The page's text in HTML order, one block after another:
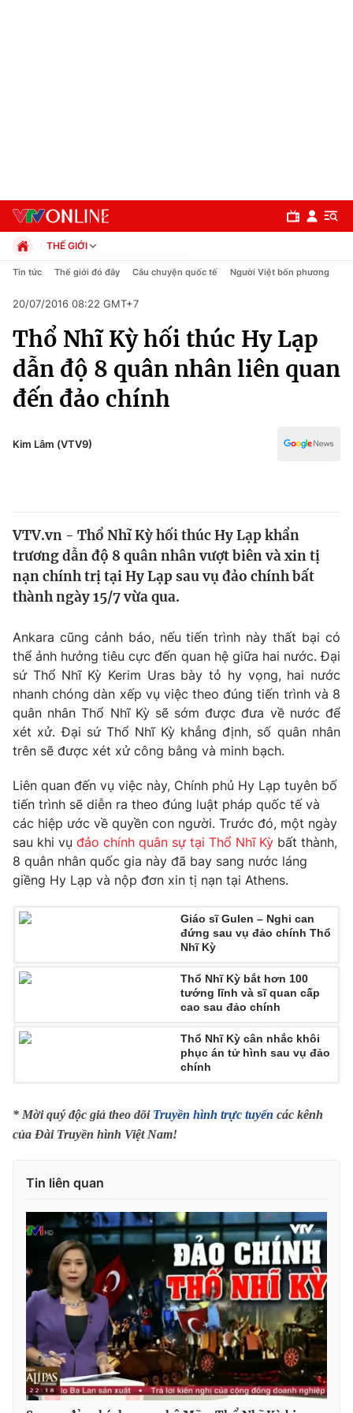
Chuyên mục
Chính trị
Xã hội
Pháp luật
Thế giới
Tin tức
Thế giới đó đây
Câu chuyện quốc tế
Kinh tế
Thị trường
Góc doanh nghiệp
Dữ liệu và đời sống
Truyền hình
Phim VTV
Hậu trường
Khán giả
Giải sao mai
Giải trí
Điện ảnh
Âm nhạc
Sao
Du lịch
Làm đẹp
Chất lượng cuộc sống
Giáo dục
Tuyển sinh
Học trực tuyến
Công nghệ
Sản phẩm
Tư vấn
Giao lưu trực tuyến
Emagazine Podcast
Photo Infographic
Video Shorts video
VTV Money
VTV Sức khoẻ Bất động sản
Thị trường 24h Tấm lòng Việt
VTV4 Vươn mình bằng AI
VTV9 VTV8
Liên hệ tòa soạn English
THẾ GIỚI
Chính trị
Pháp luật
Kinh tế
Thể thao
Truyền hình
Văn hóa - Giải trí
Công nghệ
Tin tức Thế giới đó đây Câu chuyện quốc tế Người Việt bốn phương
20/07/2016 08:22 GMT+7
Thổ Nhĩ Kỳ hối thúc Hy Lạp
dẫn độ 8 quân nhân liên quan
đến đảo chính
Kim Lâm (VTV9)
VTV.vn - Thổ Nhĩ Kỳ hối thúc Hy Lạp khẩn
trương dẫn độ 8 quân nhân vượt biên và xin tị
nạn chính trị tại Hy Lạp sau vụ đảo chính bất
thành ngày 15/7 vừa qua.
Ankara cũng cảnh báo, nếu tiến trình này thất bại có
thể ảnh hưởng tiêu cực đến quan hệ giữa hai nước. Đại
sứ Thổ Nhĩ Kỳ Kerim Uras bày tỏ hy vọng, hai nước
nhanh chóng dàn xếp vụ việc theo đúng tiến trình và 8
quân nhân Thổ Nhĩ Kỳ sẽ sớm được đưa về nước để
xét xử. Đại sứ Thổ Nhĩ Kỳ khẳng định, số quân nhân
trên sẽ được xét xử công bằng và minh bạch.
Liên quan đến vụ việc này, Chính phủ Hy Lạp tuyên bố
tiến trình sẽ diễn ra theo đúng luật pháp quốc tế và
các hiệp ước về quyền con người. Trước đó, một ngày
sau khi vụ đảo chính quân sự tại Thổ Nhĩ Kỳ bất thành,
8 quân nhân quốc gia này đã bay sang nước láng
giềng Hy Lạp và nộp đơn xin tị nạn tại Athens.
Giáo sĩ Gulen – Nghi can
đứng sau vụ đảo chính Thổ
Nhĩ Kỳ
Thổ Nhĩ Kỳ bắt hơn 100
tướng lĩnh và sĩ quan cấp
cao sau đảo chính
Thổ Nhĩ Kỳ cân nhắc khôi
phục án tử hình sau vụ đảo
chính
* Mời quý độc giả theo dõi Truyền hình trực tuyến các kênh
của Đài Truyền hình Việt Nam!
Tin liên quan